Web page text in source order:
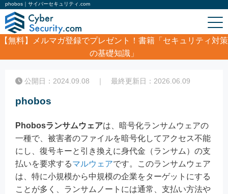
phobos｜サイバーセキュリティ.com
【無料】
メルマガ登録でプレゼント！書籍「セキュリティ対策
の基礎知識」
phobos
公開日：2024.09.08 ｜ 最終更新日：2026.06.09
phobos
Phobosランサムウェアは、暗号化ランサムウェアの
一種で、被害者のファイルを暗号化してアクセス不能
にし、復号キーと引き換えに身代金（ランサム）の支
払いを要求するマルウェアです。このランサムウェア
は、特に小規模から中規模の企業をターゲットにする
ことが多く、ランサムノートには通常、支払い方法や